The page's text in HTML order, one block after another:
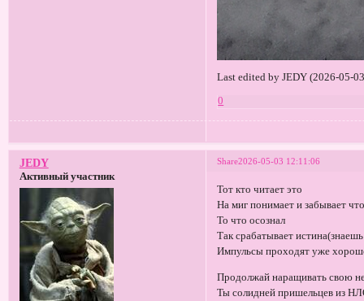
Last edited by JEDY (2026-05-
0
Share2026-05-03 12:11:06
JEDY
Активный участник
Тот кто читает это
На миг понимает и забывает
То что осознал
Так срабатывает
Импульсы проходят уже
Продолжай наращивать свою
Ты солидней пришельцев из